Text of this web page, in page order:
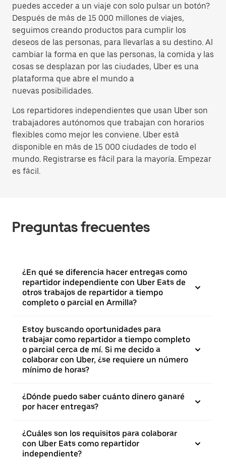
puedes acceder a un viaje con solo pulsar un botón?
Después de más de 15 000 millones de viajes,
seguimos creando productos para cumplir los
deseos de las personas, para llevarlas a su destino. Al
cambiar la forma en que las personas, la comida y las
cosas se desplazan por las ciudades, Uber es una
plataforma que abre el mundo a
nuevas posibilidades.
Los repartidores independientes que usan Uber son
trabajadores autónomos que trabajan con horarios
flexibles como mejor les conviene. Uber está
disponible en más de 15 000 ciudades de todo el
mundo. Registrarse es fácil para la mayoría. Empezar
es fácil.
Preguntas frecuentes
¿En qué se diferencia hacer entregas como
repartidor independiente con Uber Eats de
otros trabajos de repartidor a tiempo
completo o parcial en Armilla?
Estoy buscando oportunidades para
trabajar como repartidor a tiempo completo
o parcial cerca de mí. Si me decido a
colaborar con Uber, ¿se requiere un número
mínimo de horas?
¿Dónde puedo saber cuánto dinero ganaré
por hacer entregas?
¿Cuáles son los requisitos para colaborar
con Uber Eats como repartidor
independiente?